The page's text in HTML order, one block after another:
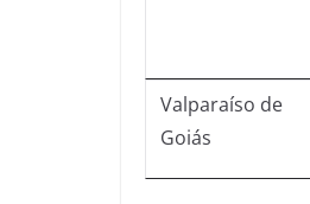
Valparaíso de
Goiás